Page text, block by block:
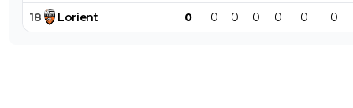
18 Lorient 0 0 0 0 0 0 0